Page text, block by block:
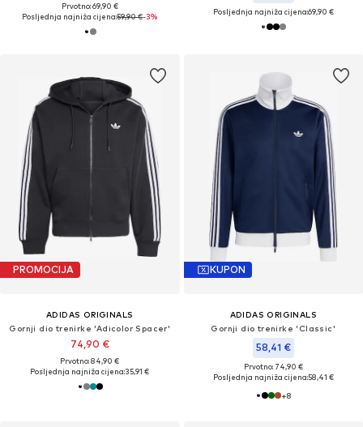
Prvotno: 69,90 €
Posljednja najniža cijena:59,90 €-3%
Posljednja najniža cijena:69,90 €
PROMOCIJA
ADIDAS ORIGINALS
Gornji dio trenirke 'Adicolor Spacer'
74,90 €
Prvotno: 84,90 €
Posljednja najniža cijena:35,91 €
KUPON
ADIDAS ORIGINALS
Gornji dio trenirke 'Classic'
58,41 €
Prvotno: 74,90 €
Posljednja najniža cijena:58,41 €
+8